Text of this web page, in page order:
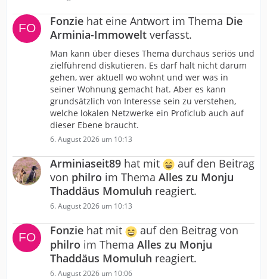
Fonzie hat eine Antwort im Thema Die
Arminia-Immowelt verfasst.
Man kann über dieses Thema durchaus seriös und
zielführend diskutieren. Es darf halt nicht darum
gehen, wer aktuell wo wohnt und wer was in
seiner Wohnung gemacht hat. Aber es kann
grundsätzlich von Interesse sein zu verstehen,
welche lokalen Netzwerke ein Proficlub auch auf
dieser Ebene braucht.
6. August 2026 um 10:13
Arminiaseit89 hat mit
auf den Beitrag
von philro im Thema Alles zu Monju
Thaddäus Momuluh reagiert.
6. August 2026 um 10:13
Fonzie hat mit
auf den Beitrag von
philro im Thema Alles zu Monju
Thaddäus Momuluh reagiert.
6. August 2026 um 10:06